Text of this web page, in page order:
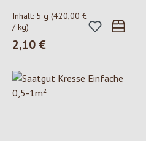
Inhalt: 5 g (420,00 €
/ kg)
Regulärer Preis:
2,10 €